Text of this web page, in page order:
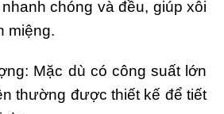
chóng và đều, giúp xôi
miệng.
Mặc dù có công suất lớn
thường được thiết kế để tiết